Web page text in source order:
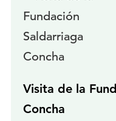
Visita de la
Concha